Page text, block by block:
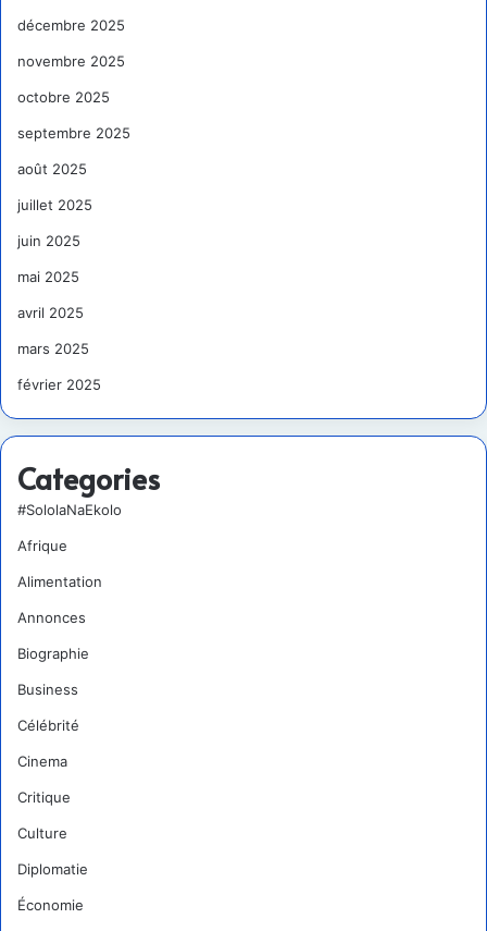
décembre 2025
novembre 2025
octobre 2025
septembre 2025
août 2025
juillet 2025
juin 2025
mai 2025
avril 2025
mars 2025
février 2025
Categories
#SololaNaEkolo
Afrique
Alimentation
Annonces
Biographie
Business
Célébrité
Cinema
Critique
Culture
Diplomatie
Économie